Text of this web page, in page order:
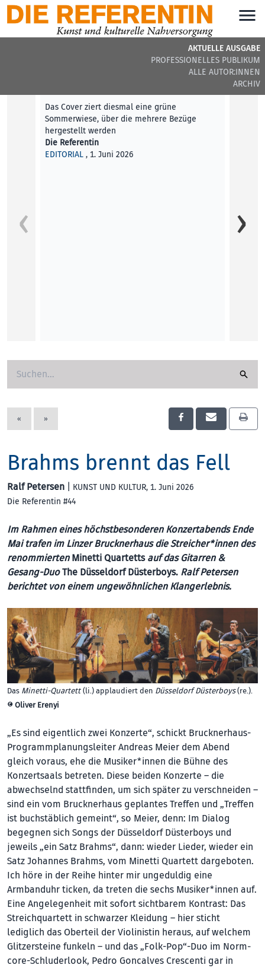
AKTUELLE AUSGABE
PROFESSIONELLES PUBLIKUM
ALLE AUTOR:INNEN
ARCHIV
DIE REFERENTIN #44 - AKTUELLE BEITRÄGE
Das Cover ziert diesmal eine grüne
Sommerwiese, über die mehrere Bezüge
hergestellt werden
Die Referentin
EDITORIAL , 1. Juni 2026
Im
« »
Brahms brennt das Fell
Ralf Petersen KUNST UND KULTUR, 1. Juni 2026
Die Referentin #44
Im Rahmen eines höchstbesonderen Konzertabends Ende
Mai trafen im Linzer Brucknerhaus die Streicher*innen des
renommierten Minetti Quartettsauf das Gitarren &
Gesang-DuoThe Düsseldorf Düsterboys. Ralf Petersen
berichtet von einem ungewöhnlichen Klangerlebnis.
Das Minetti-Quartett(li.) applaudiert den Düsseldorf Düsterboys(re.).
©Oliver Erenyi
„Es sind eigentlich zwei Konzerte“, schickt Brucknerhaus-
Programmplanungsleiter Andreas Meier dem Abend
gleich voraus, ehe die Musiker*innen die Bühne des
Konzertsaals betreten. Diese beiden Konzerte – die
abwechselnd stattfinden, um sich später zu verschneiden –
sind ein vom Brucknerhaus geplantes Treffen und „Treffen
ist buchstäblich gemeint“, so Meier, denn: Im Dialog
begegnen sich Songs der Düsseldorf Düsterboys und
jeweils „ein Satz Brahms“, dann: wieder Lieder, wieder ein
Satz Johannes Brahms, vom Minetti Quartett dargeboten.
Ich höre in der Reihe hinter mir ungeduldig eine
Armbanduhr ticken, da treten die sechs Musiker*innen auf.
Eine Angelegenheit mit sofort sichtbarem Kontrast: Das
Streichquartett in schwarzer Kleidung – hier sticht
lediglich das Oberteil der Violinistin heraus, auf welchem
Glitzersteine funkeln – und das „Folk-Pop“-Duo im Norm­
core-Schluderlook, Pedro Gon­calves Crescenti gar in